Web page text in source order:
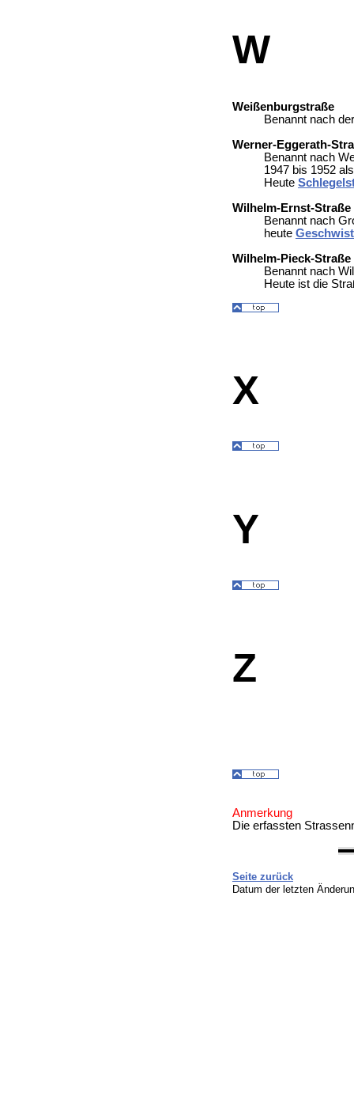
W
Weißenburgstraße
Benannt nach
Werner-Eggerath-
Benannt nach
1947 bis 1952
Heute
Wilhelm-Ernst-Straße
Benannt nach
heute
Wilhelm-Pieck-Straße
Benannt nach
Heute ist die
X
Y
Z
Anmerkung
Die erfassten
Seite zurück
Datum der letzten